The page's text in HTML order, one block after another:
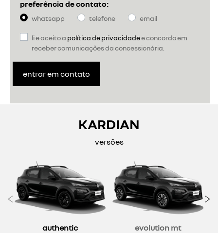
preferência de contato:
whatsapp telefone email
li e aceito a política de privacidadee concordo em
receber comunicações da concessionária.
entrar em contato
KARDIAN
versões
authentic evolution mt
Anterior